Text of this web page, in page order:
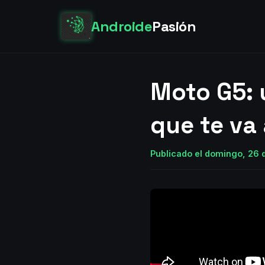
AndroidePasión
Moto
que te
Publicado el domingo, 26